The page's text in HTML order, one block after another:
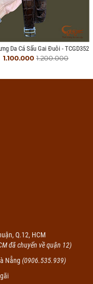
Da Cá Sấu Gai Đuôi - TCGD352
1.100.000 1.200.000
Q.12, HCM
đã chuyển về quận 12)
Nẵng (0906.535.939)